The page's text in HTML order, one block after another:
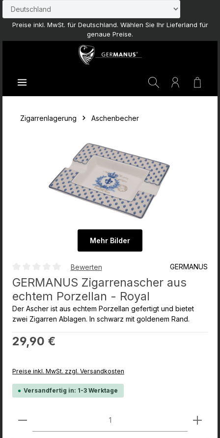
Zum Hauptinhalt springen
Preise inkl. MwSt. für Deutschland. Wählen Sie Ihr Lieferland für
genaue Preise.
Zigarrenlagerung Aschenbecher
Mehr Bilder
Durchschnittliche Bewertung von 0 von 5 Sternen
Bewerten GERMANUS
GERMANUS Zigarrenascher aus
echtem Porzellan - Royal
Der Ascher ist aus echtem Porzellan gefertigt und bietet
zwei Zigarren Ablagen. In schwarz mit goldenem Rand.
Regulärer Preis:
29,90 €
Preise inkl. MwSt. zzgl. Versandkosten
Versandfertig in: 1-3 Werktage
Produkt Anzahl: Gib den gewünschten Wert ein